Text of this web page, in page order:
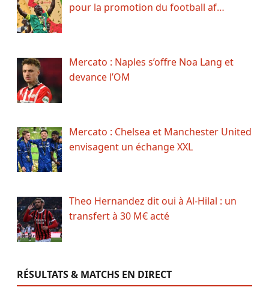
pour la promotion du football af…
Mercato : Naples s’offre Noa Lang et
devance l’OM
Mercato : Chelsea et Manchester United
envisagent un échange XXL
Theo Hernandez dit oui à Al-Hilal : un
transfert à 30 M€ acté
RÉSULTATS & MATCHS EN DIRECT